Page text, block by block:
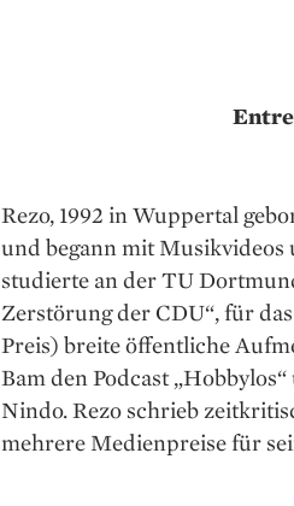
Rezo, 1992 in Wuppertal
und begann mit
studierte an der TU
Zerstörung der CDU“, für
Preis) breite öffentliche
Bam den Podcast
Nindo. Rezo schrieb
mehrere Medienpreise für